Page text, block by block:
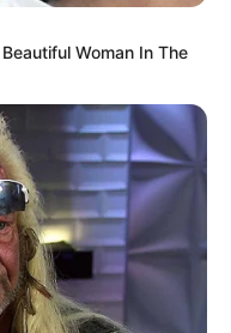
Woman In The